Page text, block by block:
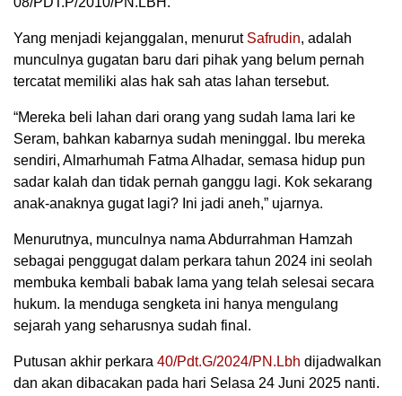
Yang menjadi kejanggalan, menurut Safrudin, adalah
munculnya gugatan baru dari pihak yang belum pernah
tercatat memiliki alas hak sah atas lahan tersebut.
“Mereka beli lahan dari orang yang sudah lama lari ke
Seram, bahkan kabarnya sudah meninggal. Ibu mereka
sendiri, Almarhumah Fatma Alhadar, semasa hidup pun
sadar kalah dan tidak pernah ganggu lagi. Kok sekarang
anak-anaknya gugat lagi? Ini jadi aneh,” ujarnya.
Menurutnya, munculnya nama Abdurrahman Hamzah
sebagai penggugat dalam perkara tahun 2024 ini seolah
membuka kembali babak lama yang telah selesai secara
hukum. Ia menduga sengketa ini hanya mengulang
sejarah yang seharusnya sudah final.
Putusan akhir perkara 40/Pdt.G/2024/PN.Lbh dijadwalkan
dan akan dibacakan pada hari Selasa 24 Juni 2025 nanti.